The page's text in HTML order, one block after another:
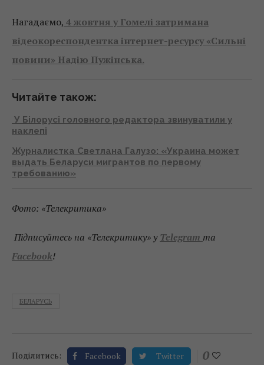
Нагадаємо, 4 жовтня у Гомелі затримана
відеокореспондентка інтернет-ресурсу «Сильні
новини» Надію Пужінська.
Читайте також:
У Білорусі головного редактора звинуватили у
наклепі
Журналистка Светлана Галузо: «Украина может
выдать Беларуси мигрантов по первому
требованию»
Фото: «Телекритика»
Підписуйтесь на «Телекритику» у Telegram та
Facebook!
БЕЛАРУСЬ
Поділитись: Facebook Twitter 0